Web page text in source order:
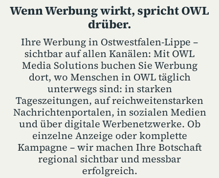
Wenn Werbung wirkt, spricht OWL
drüber.
Ihre Werbung in Ostwestfalen-Lippe –
sichtbar auf allen Kanälen: Mit OWL
Media Solutions buchen Sie Werbung
dort, wo Menschen in OWL täglich
unterwegs sind: in starken
Tageszeitungen, auf reichweitenstarken
Nachrichtenportalen, in sozialen Medien
und über digitale Werbenetzwerke. Ob
einzelne Anzeige oder komplette
Kampagne – wir machen Ihre Botschaft
regional sichtbar und messbar
erfolgreich.